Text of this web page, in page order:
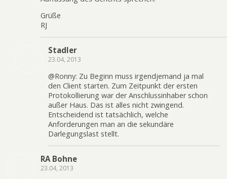
Grüße
RJ
Stadler
23.04, 2013
@Ronny: Zu Beginn muss irgendjemand ja mal
den Client starten. Zum Zeitpunkt der ersten
Protokollierung war der Anschlussinhaber schon
außer Haus. Das ist alles nicht zwingend.
Entscheidend ist tatsächlich, welche
Anforderungen man an die sekundäre
Darlegungslast stellt.
RA Bohne
23.04, 2013